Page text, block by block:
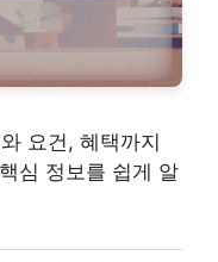
요건, 혜택까지
심 정보를 쉽게 알